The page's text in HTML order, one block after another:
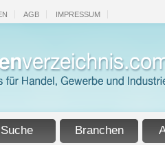
AGB IMPRESSUM
Suche Branchen